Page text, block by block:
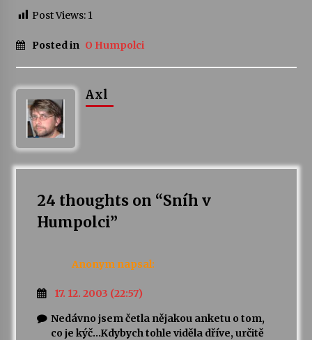
Post Views: 1
Posted in O Humpolci
Axl
24 thoughts on “Sníh v
Humpolci”
Anonym napsal:
17. 12. 2003 (22:57)
Nedávno jsem četla nějakou anketu o tom,
co je kýč…Kdybych tohle viděla dříve, určitě